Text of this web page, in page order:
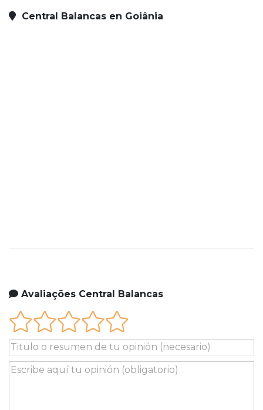
Central Balancas en Goiânia
Avaliações Central Balancas